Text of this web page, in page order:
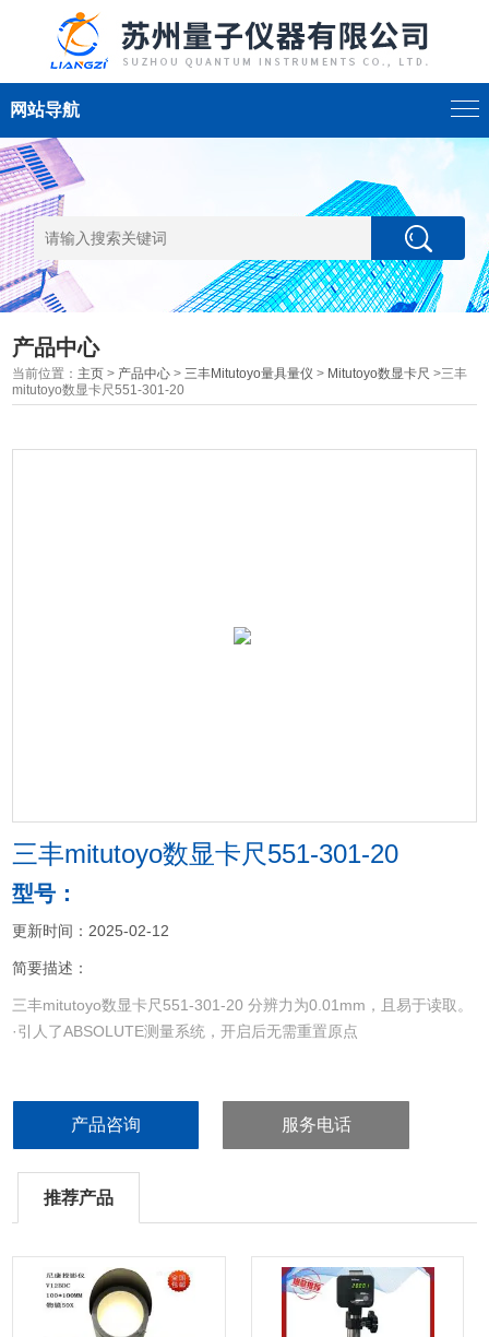
网站导航
产品中心
当前位置： 主页 > 产品中心 >三丰Mitutoyo量具量仪 > Mitutoyo数显卡尺 >三丰
mitutoyo数显卡尺551-301-20
三丰mitutoyo数显卡尺551-301-20
型号：
更新时间：2025-02-12
简要描述：
三丰mitutoyo数显卡尺551-301-20 分辨力为0.01mm，且易于读取。
·引人了ABSOLUTE测量系统，开启后无需重置原点
产品咨询 服务电话
推荐产品